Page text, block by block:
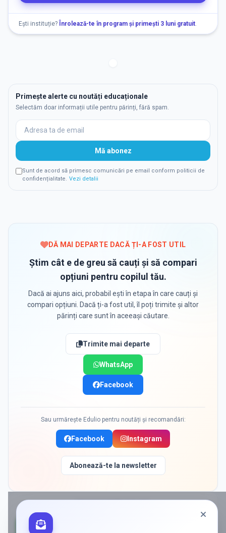
Ești instituție? Înrolează-te în program și primești 3 luni gratuit.
Primește alerte cu noutăți educaționale
Selectăm doar informații utile pentru părinți, fără spam.
Mă abonez
Sunt de acord să primesc comunicări pe email conform politicii de
confidențialitate. Vezi detalii
DĂ MAI DEPARTE DACĂ ȚI-A FOST UTIL
Știm cât e de greu să cauți și să compari
opțiuni pentru copilul tău.
Dacă ai ajuns aici, probabil ești în etapa în care cauți și
compari opțiuni. Dacă ți-a fost util, îl poți trimite și altor
părinți care sunt în aceeași căutare.
Trimite mai departe
WhatsApp
Facebook
Sau urmărește Edulio pentru noutăți și recomandări:
Facebook Instagram
Abonează-te la newsletter